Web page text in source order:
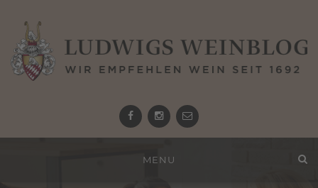
FacebookInstagramemail
MENU